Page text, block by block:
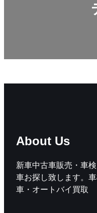
About Us
新車中古車販売・車
車お探し致します。
車・オートバイ買取